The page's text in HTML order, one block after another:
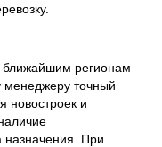
ближайшим регионам
менеджеру точный
новостроек и
назначения. При